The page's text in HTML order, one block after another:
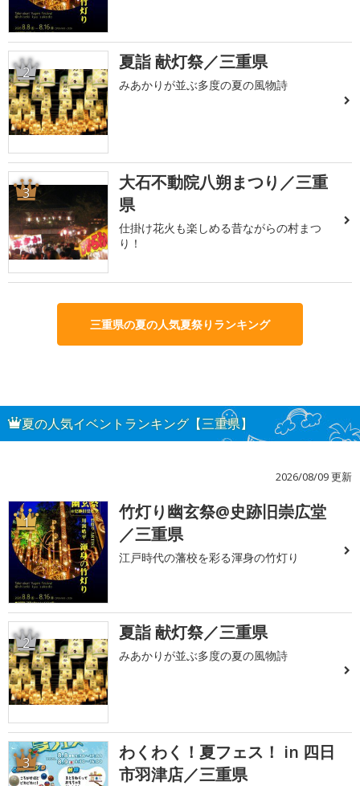
2 夏詣 献灯祭／三重県
みあかりが並ぶ多度の夏の風物詩
3
大石不動院八朔まつり／三重
県
仕掛け花火も楽しめる昔ながらの村まつ
り！
三重県の夏の人気夏祭りランキング
夏の人気イベントランキング【三重県】
2026/08/09 更新
1
竹灯り幽玄祭@史跡旧崇広堂
／三重県
江戸時代の藩校を彩る渾身の竹灯り
2 夏詣 献灯祭／三重県
みあかりが並ぶ多度の夏の風物詩
3
わくわく！夏フェス！ in 四日
市羽津店／三重県